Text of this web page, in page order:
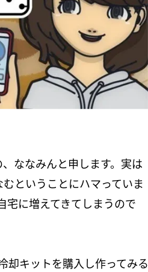
ななみんと申します。実は
ということにハマっていま
宅に増えてきてしまうので
却キットを購入し作ってみる